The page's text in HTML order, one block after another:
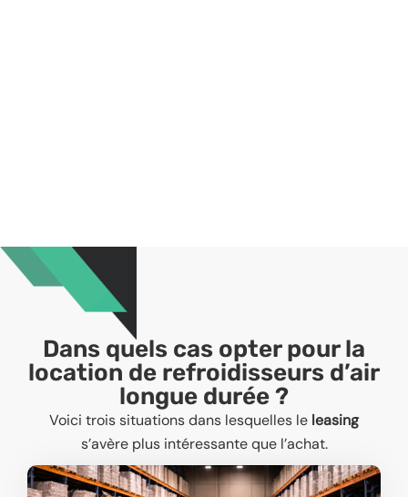
Dans quels cas opter pour la
location de refroidisseurs d’air
longue durée ?
Voici trois situations dans lesquelles le leasing
s’avère plus intéressante que l’achat.